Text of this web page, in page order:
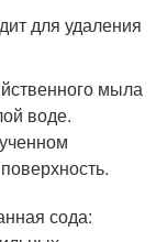
для удаления
мыла
воде.
сода: